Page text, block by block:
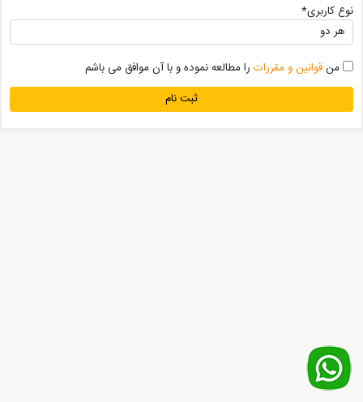
نوع کاربری*
منقوانین و مقررات را مطالعه نموده و با آن موافق می باشم
ثبت نام